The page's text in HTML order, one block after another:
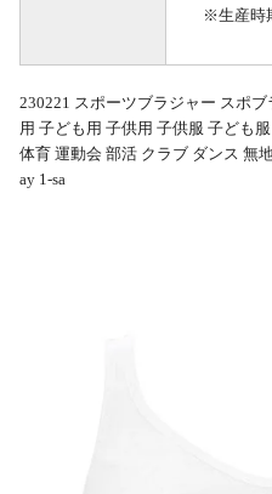
※生産時
230221 スポーツブラジャー スポ
用 子ども用 子供用 子供服 子ども
体育 運動会 部活 クラブ ダンス 無
ay 1-sa